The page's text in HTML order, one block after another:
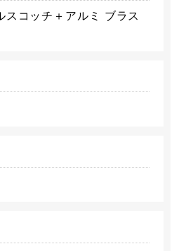
スコッチ＋アルミ ブラス